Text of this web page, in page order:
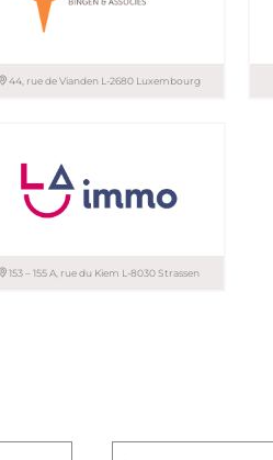
44, rue de Vianden L-2680 Luxembourg
153 – 155 A, rue du Kiem L-8030 Strassen